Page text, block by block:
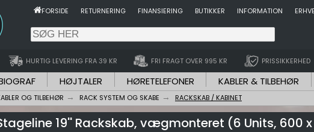
FORSIDE RETURNERING FINANSIERING BUTIKKER INFORMATION
HURTIG LEVERING FRA 39 KR FRI FRAGT OVER 995 KR PRISSIKKERHED
HØJTALER HØRETELEFONER KABLER & TILBEHØR
OG TILBEHØR RACK SYSTEM OG SKABE RACKSKAB / KABINET
19'' Rackskab, vægmonteret (6 Units, 600